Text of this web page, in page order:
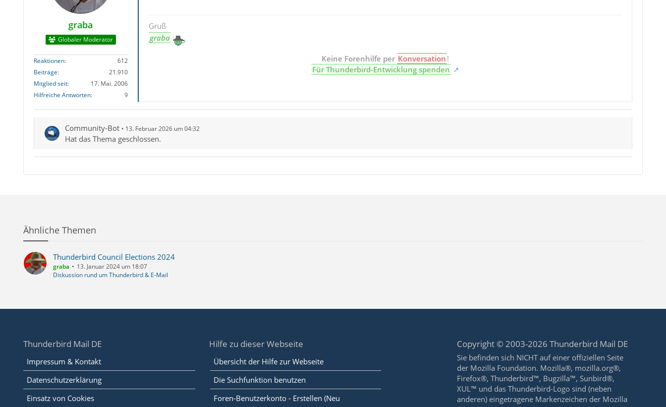
graba
Globaler Moderator
Reaktionen
612
Beiträge
21.910
Mitglied seit
17. Mai. 2006
Hilfreiche Antworten
9
Gruß
graba
Keine Forenhilfe per Konversation !
Für Thunderbird-Entwicklung spenden
Community-Bot 13. Februar 2026 um 04:32
Hat das Thema geschlossen.
Ähnliche Themen
Thunderbird Council Elections 2024
graba
13. Januar 2024 um 18:07
Diskussion rund um Thunderbird & E-Mail
Thunderbird Mail DE
Impressum & Kontakt
Datenschutzerklärung
Einsatz von Cookies
Hilfe zu dieser Webseite
Übersicht der Hilfe zur Webseite
Die Suchfunktion benutzen
Foren-Benutzerkonto - Erstellen (Neu
Copyright © 2003-2026 Thunderbird Mail DE
Sie befinden sich NICHT auf einer offiziellen Seite
der Mozilla Foundation. Mozilla®, mozilla.org®,
Firefox®, Thunderbird™, Bugzilla™, Sunbird®,
XUL™ und das Thunderbird-Logo sind (neben
anderen) eingetragene Markenzeichen der Mozilla